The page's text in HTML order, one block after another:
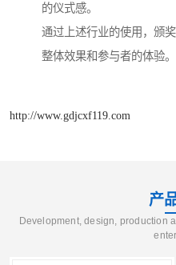
的仪式感。
通过上述行业的使用，颁
整体效果和参与者的体验。
http://www.gdjcxf119.com
产
Development, design, production